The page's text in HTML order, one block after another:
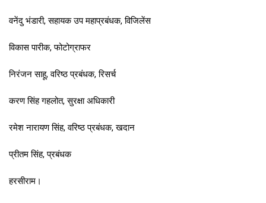
वनेंदु भंडारी, सहायक उप महाप्रबंधक, विजिलेंस
विकास पारीक, फोटोग्राफर
निरंजन साहू, वरिष्ठ प्रबंधक, रिसर्च
करण सिंह गहलोत, सुरक्षा अधिकारी
रमेश नारायण सिंह, वरिष्ठ प्रबंधक, खदान
प्रीतम सिंह, प्रबंधक
हरसीराम।